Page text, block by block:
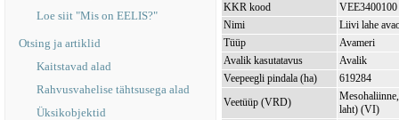
Loe siit "Mis on EELIS?"
Otsing ja artiklid
Kaitstavad alad
Rahvusvahelise tähtsusega alad
Üksikobjektid
KKR kood
VEE3400100
Nimi
Liivi lahe
Tüüp
Avameri
Avalik kasutatavus
Avalik
Veepeegli pindala (ha)
619284
Veetüüp (VRD)
laht) (VI)